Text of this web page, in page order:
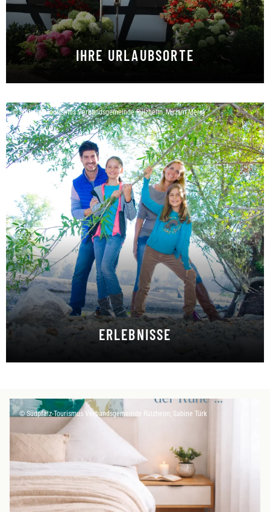
IHRE URLAUBSORTE
© Südpfalz-Tourismus Verbandsgemeinde Rülzheim, Miriam Mersy
ERLEBNISSE
© Südpfalz-Tourismus Verbandsgemeinde Rülzheim, Sabine Türk